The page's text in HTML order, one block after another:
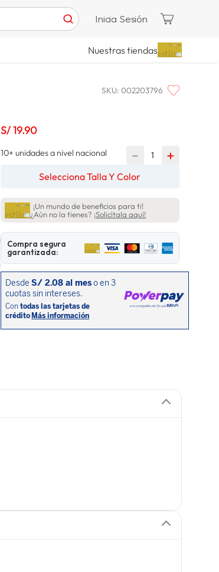
Inicia Sesión
Nuestras tiendas
SKU: 002203796
S/19.90
10+ unidades a nivel nacional ＋
－
Selecciona Talla Y Color
¡Un mundo de beneficios para ti!
¿Aún no la tienes? ¡Solicítala aquí!
Compra segura
garantizada: